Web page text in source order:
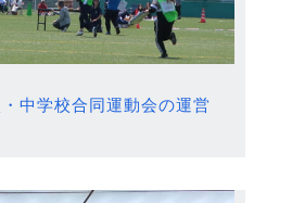
中学校合同運動会の運営